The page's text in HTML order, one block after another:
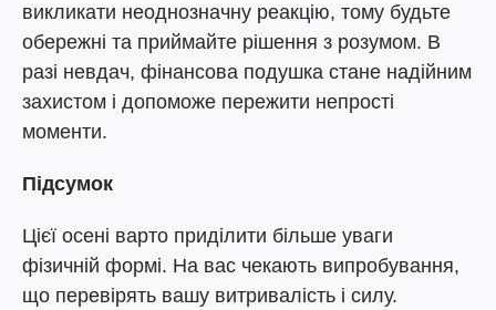
викликати неоднозначну реакцію, тому будьте
обережні та приймайте рішення з розумом. В
разі невдач, фінансова подушка стане надійним
захистом і допоможе пережити непрості
моменти.
Підсумок
Цієї осені варто приділити більше уваги
фізичній формі. На вас чекають випробування,
що перевірять вашу витривалість і силу.